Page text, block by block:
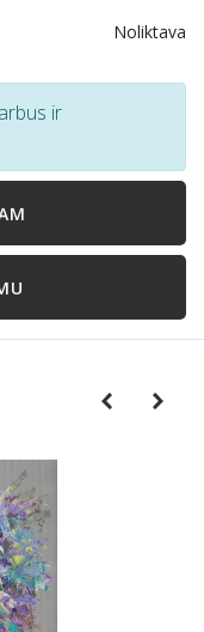
Noliktava
ir
PreviousNext